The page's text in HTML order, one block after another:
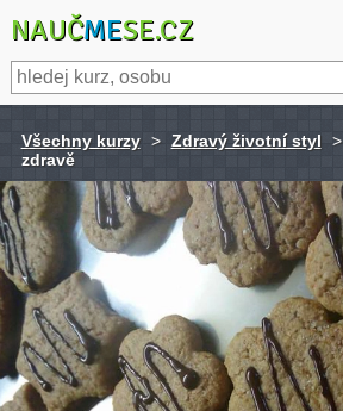
NAUČMESE.CZ
Všechny kurzy > Zdravý životní styl >
zdravě